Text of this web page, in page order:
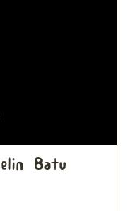
Batu